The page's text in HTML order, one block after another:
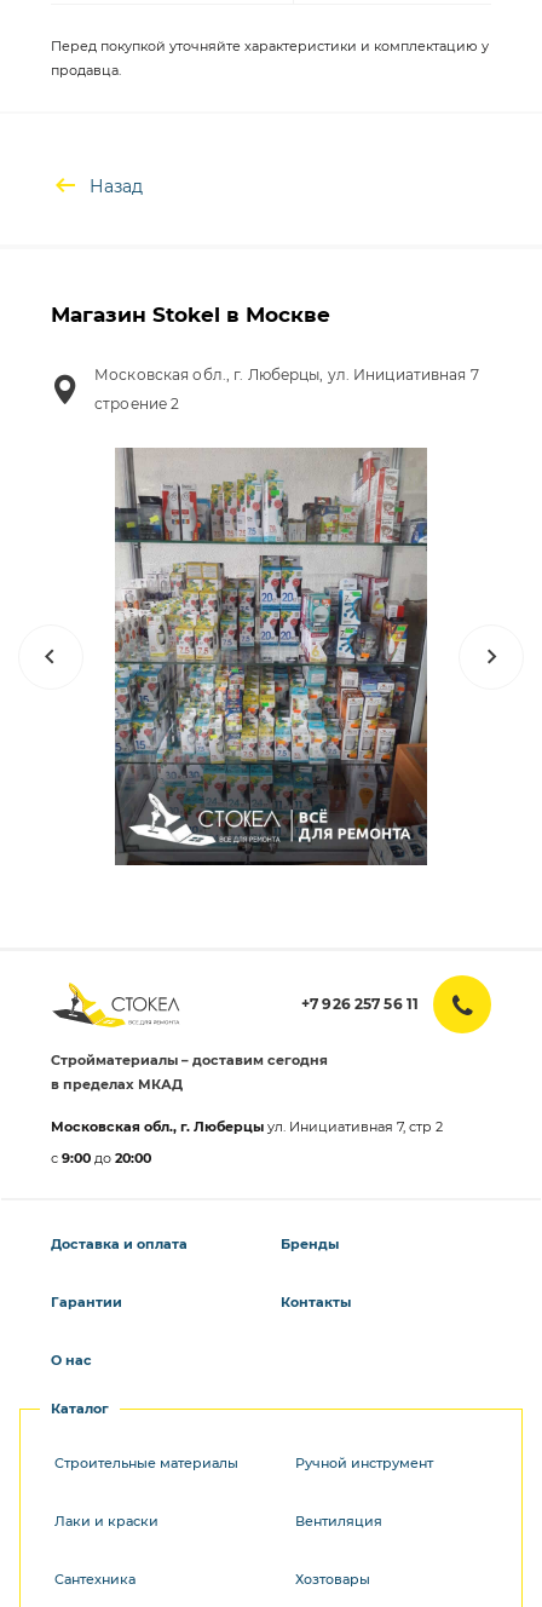
Перед покупкой уточняйте характеристики и комплектацию у
продавца.
Назад
Магазин Stokel в Москве
Московская обл., г. Люберцы, ул. Инициативная 7
строение 2
+7 926 257 56 11
Стройматериалы – доставим сегодня
в пределах МКАД
Московская обл., г. Люберцы ул. Инициативная 7, стр 2
с 9:00 до 20:00
Доставка и оплата
Гарантии
О нас
Бренды
Контакты
Каталог
Строительные материалы
Лаки и краски
Сантехника
Ручной инструмент
Вентиляция
Хозтовары